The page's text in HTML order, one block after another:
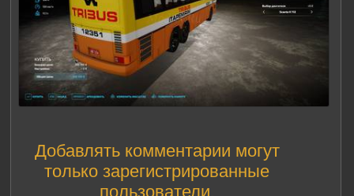
Добавлять комментарии могут
только зарегистрированные
пользователи.